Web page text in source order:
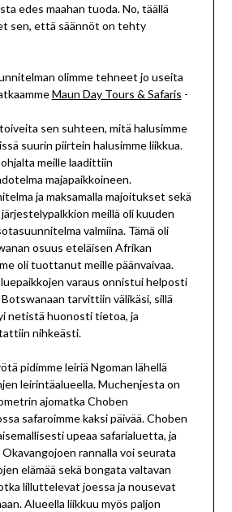
edes maahan tuoda. No, täällä
sen, että säännöt on tehty
olimme tehneet jo useita
Maun Day Tours & Safaris -
sen suhteen, mitä halusimme
suurin piirtein halusimme liikkua.
meille laadittiin
majapaikkoineen.
ja maksamalla majoitukset sekä
meillä oli kuuden
valmiina. Tämä oli
osuus eteläisen Afrikan
oli tuottanut meille päänvaivaa.
varaus onnistui helposti
tarvittiin välikäsi, sillä
netistä huonosti tietoa, ja
nihkeästi.
pidimme leiriä Ngoman lähellä
leirintäalueella. Muchenjesta on
ajomatka Choben
safaroimme kaksi päivää. Choben
upeaa safarialuetta, ja
rannalla voi seurata
elämää sekä bongata valtavan
lilluttelevat joessa ja nousevat
Alueella liikkuu myös paljon